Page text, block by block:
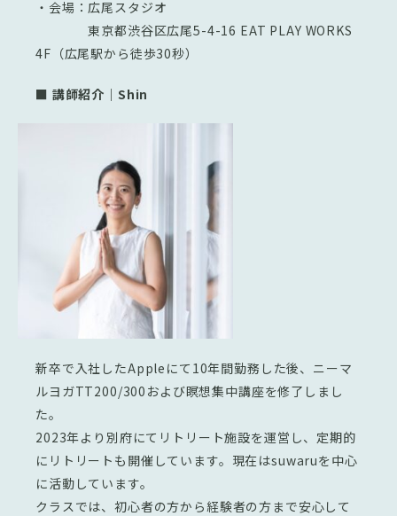
・会場：広尾スタジオ
東京都渋谷区広尾5-4-16 EAT PLAY WORKS
4F（広尾駅から徒歩30秒）
■ 講師紹介｜Shin
新卒で入社したAppleにて10年間勤務した後、ニーマ
ルヨガTT200/300および瞑想集中講座を修了しまし
た。
2023年より別府にてリトリート施設を運営し、定期的
にリトリートも開催しています。現在はsuwaruを中心
に活動しています。
クラスでは、初心者の方から経験者の方まで安心して